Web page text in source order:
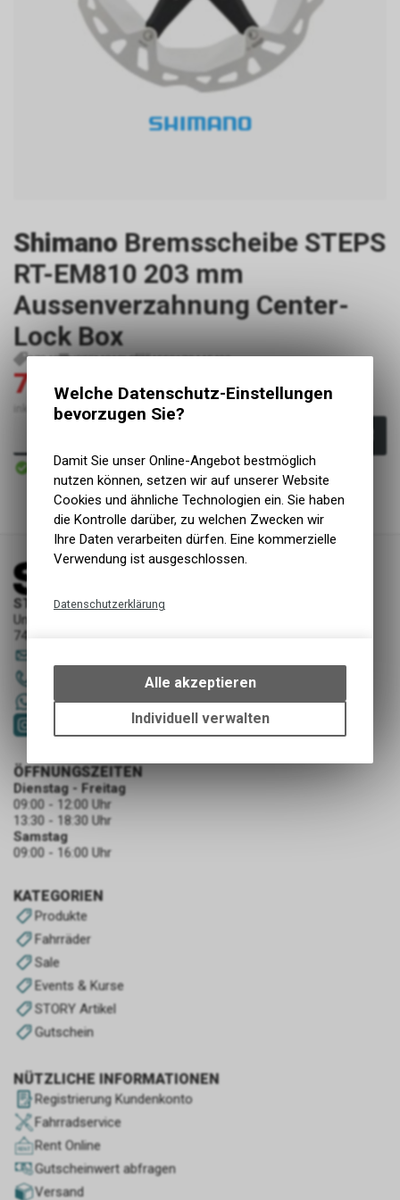
Shimano Bremsscheibe STEPS
RT-EM810 203 mm
Aussenverzahnung Center-
Lock Box
27349 IRTEM810LE 4550170445423
78.20CHF92.00CHF
inkl. MwSt., zzgl.Versandkosten
Sofort verfügbar
Versand
STORY Sportwerkstatt - Thusis
Unterer Rosenbühl 7
7430 Thusis
+41 79 4679536
KATEGORIEN
Produkte
Fahrräder
Sale
Events & Kurse
STORY Artikel
Gutschein
NÜTZLICHE INFORMATIONEN
Registrierung Kundenkonto
Fahrradservice
Rent Online
Gutscheinwert abfragen
Versand
ÖFFNUNGSZEITEN
Dienstag - Freitag
09:00 - 12:00 Uhr
13:30 - 18:30 Uhr
Samstag
09:00 - 16:00 Uhr
Welche Datenschutz-Einstellungen
bevorzugen Sie?
Damit Sie unser Online-Angebot bestmöglich
nutzen können, setzen wir auf unserer Website
Cookies und ähnliche Technologien ein. Sie haben
die Kontrolle darüber, zu welchen Zwecken wir
Ihre Daten verarbeiten dürfen. Eine kommerzielle
Verwendung ist ausgeschlossen.
Datenschutzerklärung
bestimmte Interaktionen und
Einstellungen auf Ihrem Gerät,
um die grundlegenden
Funktionen unseres Online-
Alle akzeptieren
Individuell verwalten